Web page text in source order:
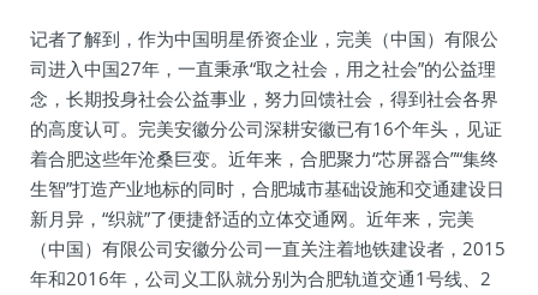
记者了解到，作为中国明星侨资企业，完美（中国）有限公
司进入中国27年，一直秉承“取之社会，用之社会”的公益理
念，长期投身社会公益事业，努力回馈社会，得到社会各界
的高度认可。完美安徽分公司深耕安徽已有16个年头，见证
着合肥这些年沧桑巨变。近年来，合肥聚力“芯屏器合”“集终
生智”打造产业地标的同时，合肥城市基础设施和交通建设日
新月异，“织就”了便捷舒适的立体交通网。近年来，完美
（中国）有限公司安徽分公司一直关注着地铁建设者，2015
年和2016年，公司义工队就分别为合肥轨道交通1号线、2